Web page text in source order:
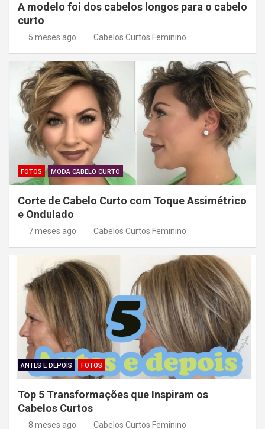
A modelo foi dos cabelos longos para o cabelo
curto
5 meses ago Cabelos Curtos Feminino
FOTOS MODA CABELO CURTO
Corte de Cabelo Curto com Toque Assimétrico
e Ondulado
7 meses ago Cabelos Curtos Feminino
ANTES E DEPOIS FOTOS
Top 5 Transformações que Inspiram os
Cabelos Curtos
8 meses ago Cabelos Curtos Feminino